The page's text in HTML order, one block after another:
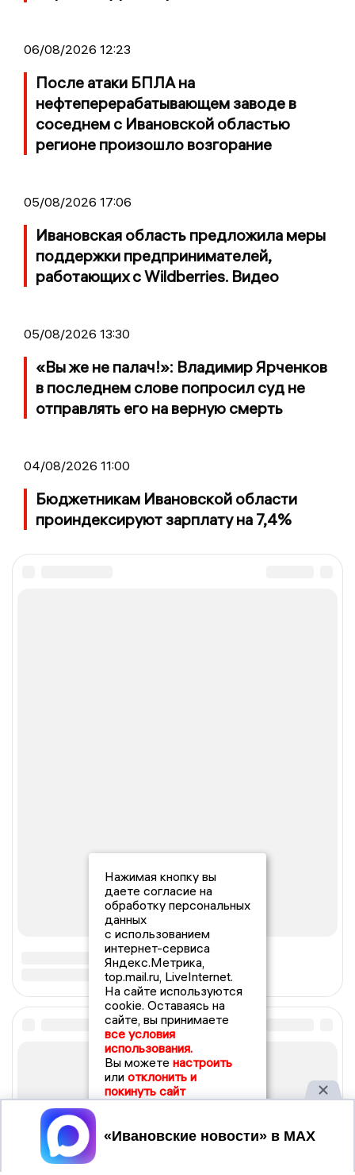
06/08/2026 12:23
После атаки БПЛА на
нефтеперерабатывающем заводе в
соседнем с Ивановской областью
регионе произошло возгорание
05/08/2026 17:06
Ивановская область предложила меры
поддержки предпринимателей,
работающих с Wildberries. Видео
05/08/2026 13:30
«Вы же не палач!»: Владимир Ярченков
в последнем слове попросил суд не
отправлять его на верную смерть
04/08/2026 11:00
Бюджетникам Ивановской области
проиндексируют зарплату на 7,4%
Нажимая кнопку вы
даете согласие на
обработку персональных
данных
с использованием
интернет-сервиса
Яндекс.Метрика,
top.mail.ru, LiveInternet.
На сайте используются
cookie. Оставаясь на
сайте, вы принимаете
все условия
использования.
Вы можете настроить
или отклонить и
покинуть сайт
Принять